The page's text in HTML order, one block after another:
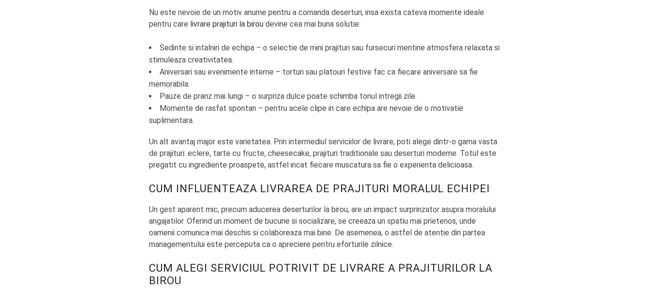
Nu este nevoie de un motiv anume pentru a comanda deserturi, insa exista cateva momente ideale
pentru care livrare prajituri la birou devine cea mai buna solutie:
Sedinte si intalniri de echipa – o selectie de mini prajituri sau fursecuri mentine atmosfera relaxata si
stimuleaza creativitatea.
Aniversari sau evenimente interne – torturi sau platouri festive fac ca fiecare aniversare sa fie
memorabila.
Pauze de pranz mai lungi – o surpriza dulce poate schimba tonul intregii zile.
Momente de rasfat spontan – pentru acele clipe in care echipa are nevoie de o motivatie
suplimentara.
Un alt avantaj major este varietatea. Prin intermediul serviciilor de livrare, poti alege dintr-o gama vasta
de prajituri: eclere, tarte cu fructe, cheesecake, prajituri traditionale sau deserturi moderne. Totul este
pregatit cu ingrediente proaspete, astfel incat fiecare muscatura sa fie o experienta delicioasa.
CUM INFLUENTEAZA LIVRAREA DE PRAJITURI MORALUL ECHIPEI
Un gest aparent mic, precum aducerea deserturilor la birou, are un impact surprinzator asupra moralului
angajatilor. Oferind un moment de bucurie si socializare, se creeaza un spatiu mai prietenos, unde
oamenii comunica mai deschis si colaboreaza mai bine. De asemenea, o astfel de atentie din partea
managementului este perceputa ca o apreciere pentru eforturile zilnice.
CUM ALEGI SERVICIUL POTRIVIT DE LIVRARE A PRAJITURILOR LA
BIROU